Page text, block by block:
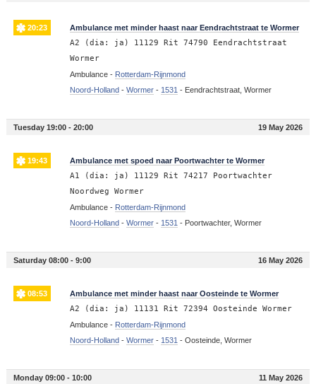
20:23 Ambulance met minder haast naar Eendrachtstraat te Wormer
A2 (dia: ja) 11129 Rit 74790 Eendrachtstraat
Wormer
Ambulance - Rotterdam-Rijnmond
Noord-Holland- Wormer- 1531 - Eendrachtstraat, Wormer
Tuesday 19:00 - 20:00 19 May 2026
19:43 Ambulance met spoed naar Poortwachter te Wormer
A1 (dia: ja) 11129 Rit 74217 Poortwachter
Noordweg Wormer
Ambulance - Rotterdam-Rijnmond
Noord-Holland- Wormer- 1531 - Poortwachter, Wormer
Saturday 08:00 - 9:00 16 May 2026
08:53 Ambulance met minder haast naar Oosteinde te Wormer
A2 (dia: ja) 11131 Rit 72394 Oosteinde Wormer
Ambulance - Rotterdam-Rijnmond
Noord-Holland- Wormer- 1531 - Oosteinde, Wormer
Monday 09:00 - 10:00 11 May 2026